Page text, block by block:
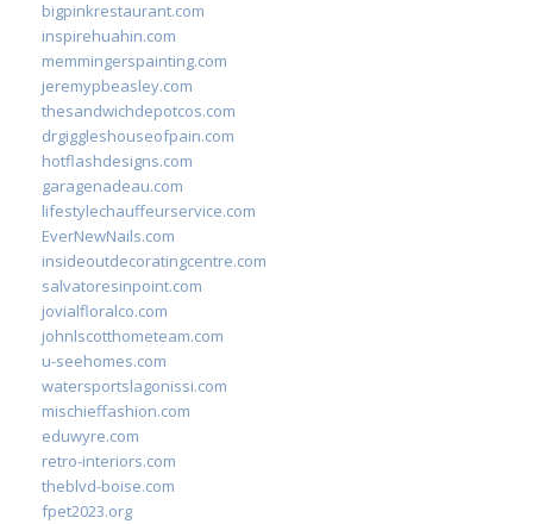
bigpinkrestaurant.com
inspirehuahin.com
memmingerspainting.com
jeremypbeasley.com
thesandwichdepotcos.com
drgiggleshouseofpain.com
hotflashdesigns.com
garagenadeau.com
lifestylechauffeurservice.com
EverNewNails.com
insideoutdecoratingcentre.com
salvatoresinpoint.com
jovialfloralco.com
johnlscotthometeam.com
u-seehomes.com
watersportslagonissi.com
mischieffashion.com
eduwyre.com
retro-interiors.com
theblvd-boise.com
fpet2023.org